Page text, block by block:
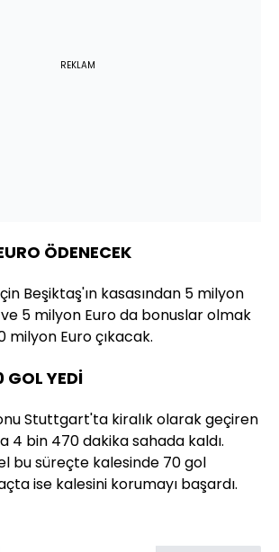
REKLAM
ÖDENECEK
Beşiktaş'ın kasasından 5 milyon
5 milyon Euro da bonuslar olmak
milyon Euro çıkacak.
YEDİ
Stuttgart'ta kiralık olarak geçiren
4 bin 470 dakika sahada kaldı.
bu süreçte kalesinde 70 gol
ise kalesini korumayı başardı.